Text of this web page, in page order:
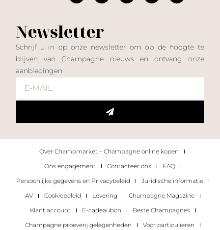
Newsletter
Schrijf u in op onze newsletter om op de hoogte te
blijven van Champagne nieuws en ontvang onze
aanbiedingen
Over Champmarket – Champagne online kopen
Ons engagement
Contacteer ons
FAQ
Persoonlijke gegevens en Privacybeleid
Juridische informatie
AV
Cookiebeleid Levering
Champagne Magazine
Klant account
E-cadeaubon
Beste Champagnes
Champagne proeverij gelegenheden
Voor particulieren